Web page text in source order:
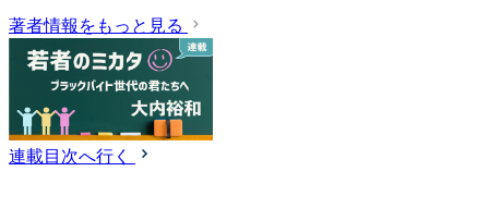
著者情報をもっと見る
連載目次へ行く